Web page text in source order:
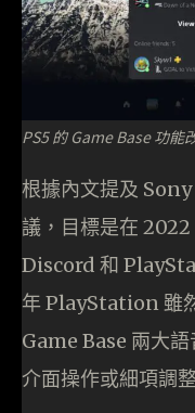
PS5 的 Game Base 功能
根據內文提及
議，目標是在
Discord 和
年 PlayStation 雖
Game Base 兩大
介面操作或細項調